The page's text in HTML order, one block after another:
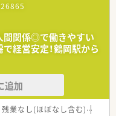
対応で幅広い処方箋を応需
えておりますので、ブラン
けますよ。代表も薬剤師
と従業員の声も大事にして
いお考えの企業様です。5日
休取得も叶えられる「リフレ
存の社員の方にも好評で
間関係◎で働きやすい
経営安定！鶴岡駅から
追加
残業なし(ほぼなし含む)